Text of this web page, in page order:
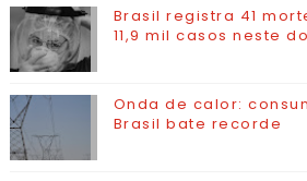
Brasil registra 41
11,9 mil casos neste
Onda de calor:
Brasil bate recorde